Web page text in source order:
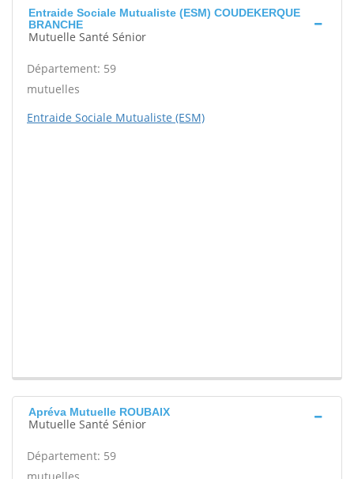
Entraide Sociale Mutualiste (ESM) COUDEKERQUE
BRANCHE
Mutuelle Santé Sénior
Département: 59
mutuelles
Entraide Sociale Mutualiste (ESM)
Apréva Mutuelle ROUBAIX
Mutuelle Santé Sénior
Département: 59